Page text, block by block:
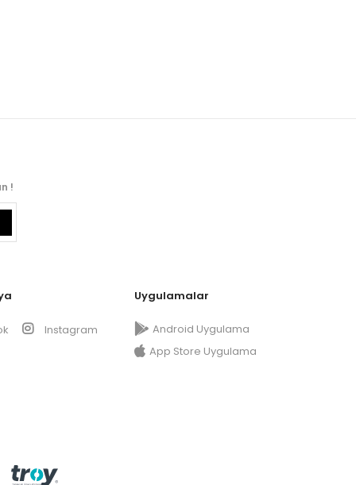
!
Instagram
Uygulamalar
Android Uygulama
App Store Uygulama